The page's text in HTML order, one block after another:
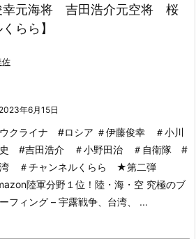
元海将 吉田浩介元空将 桜
らら】
佐
2023年6月15日
ウクライナ #ロシア ＃伊藤俊幸 ＃小川
#吉田浩介 ＃小野田治 ＃自衛隊 #
＃チャンネルくらら ★第二弾
陸軍分野１位！ 陸・海・空 究極のブ
フィング – 宇露戦争、台湾、 ...